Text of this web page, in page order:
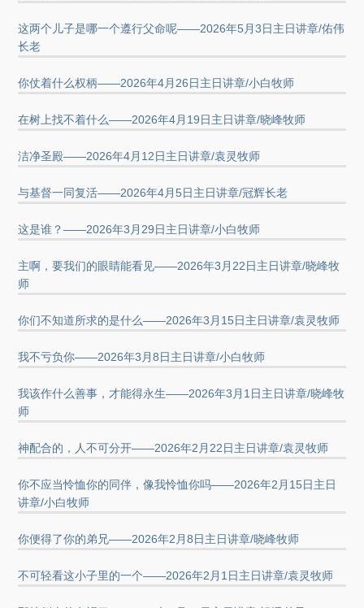
这两个儿子是哪一个遵行父命呢——2026年5月3日主日讲章/佑伟
长老
你仗着什么权柄——2026年4月26日主日讲章/小白牧师
在树上找不着什么——2026年4月19日主日讲章/晓峰牧师
洁净圣殿——2026年4月12日主日讲章/袁灵牧师
与基督一同复活——2026年4月5日主日讲章/冠辉长老
这是谁？——2026年3月29日主日讲章/小白牧师
主啊，要我们的眼睛能看见——2026年3月22日主日讲章/晓峰牧
师
你们不知道所求的是什么——2026年3月15日主日讲章/袁灵牧师
我不亏负你——2026年3月8日主日讲章/小白牧师
我该作什么善事，才能得永生——2026年3月1日主日讲章/晓峰牧
师
神配合的，人不可分开——2026年2月22日主日讲章/袁灵牧师
你不应当怜恤你的同伴，像我怜恤你吗——2026年2月15日主日
讲章/小白牧师
你便得了你的弟兄——2026年2月8日主日讲章/晓峰牧师
不可轻看这小子里的一个——2026年2月1日主日讲章/袁灵牧师